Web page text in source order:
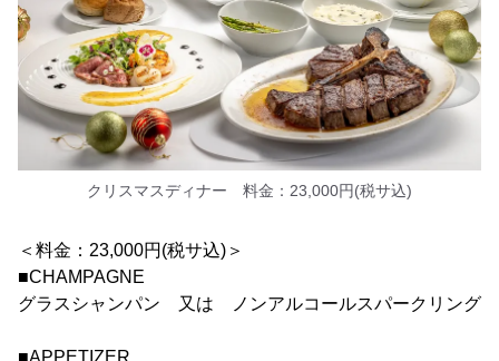
クリスマスディナー 料金：23,000円(税サ込)
＜料金：23,000円(税サ込)＞
■CHAMPAGNE
グラスシャンパン 又は ノンアルコールスパークリング